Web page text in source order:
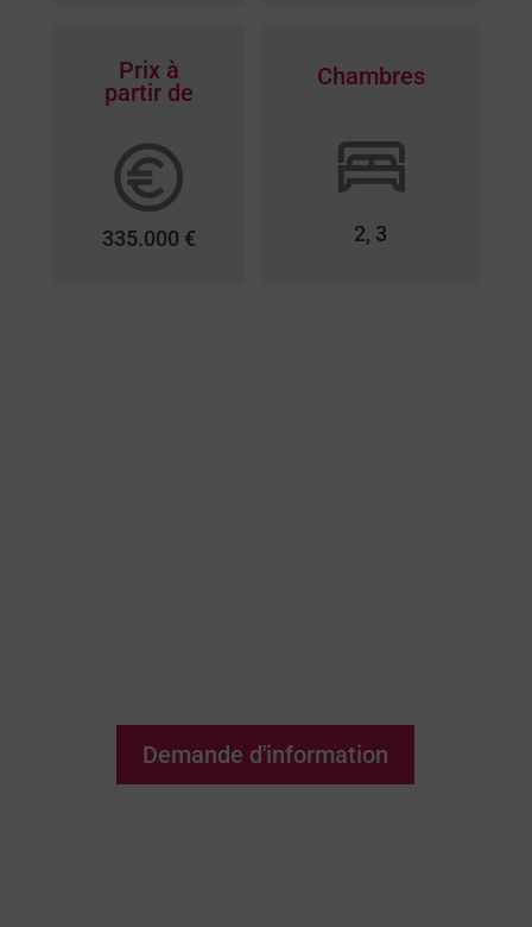
Prix à
partir de
335.000 €
Chambres
2, 3
Demande d'information